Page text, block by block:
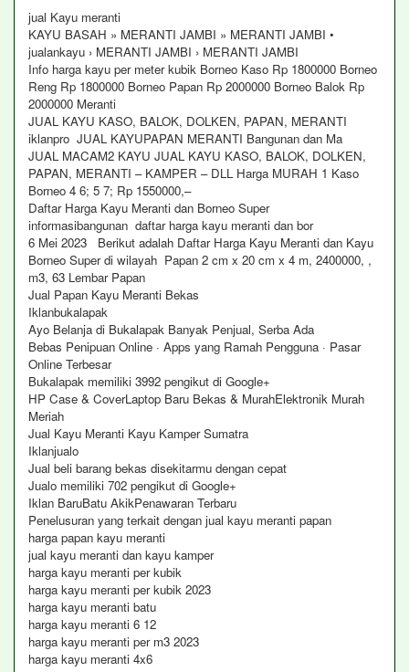
jual Kayu meranti
KAYU BASAH » MERANTI JAMBI » MERANTI JAMBI •
jualankayu › MERANTI JAMBI › MERANTI JAMBI
Info harga kayu per meter kubik Borneo Kaso Rp 1800000 Borneo
Reng Rp 1800000 Borneo Papan Rp 2000000 Borneo Balok Rp
2000000 Meranti
JUAL KAYU KASO, BALOK, DOLKEN, PAPAN, MERANTI
iklanpro JUAL KAYUPAPAN MERANTI Bangunan dan Ma
JUAL MACAM2 KAYU JUAL KAYU KASO, BALOK, DOLKEN,
PAPAN, MERANTI – KAMPER – DLL Harga MURAH 1 Kaso
Borneo 4 6; 5 7; Rp 1550000,–
Daftar Harga Kayu Meranti dan Borneo Super
informasibangunan daftar harga kayu meranti dan bor
6 Mei 2023 Berikut adalah Daftar Harga Kayu Meranti dan Kayu
Borneo Super di wilayah Papan 2 cm x 20 cm x 4 m, 2400000, ,
m3, 63 Lembar Papan
Jual Papan Kayu Meranti Bekas
Iklanbukalapak
Ayo Belanja di Bukalapak Banyak Penjual, Serba Ada
Bebas Penipuan Online · Apps yang Ramah Pengguna · Pasar
Online Terbesar
Bukalapak memiliki 3992 pengikut di Google+
HP Case & CoverLaptop Baru Bekas & MurahElektronik Murah
Meriah
Jual Kayu Meranti Kayu Kamper Sumatra
Iklanjualo
Jual beli barang bekas disekitarmu dengan cepat
Jualo memiliki 702 pengikut di Google+
Iklan BaruBatu AkikPenawaran Terbaru
Penelusuran yang terkait dengan jual kayu meranti papan
harga papan kayu meranti
jual kayu meranti dan kayu kamper
harga kayu meranti per kubik
harga kayu meranti per kubik 2023
harga kayu meranti batu
harga kayu meranti 6 12
harga kayu meranti per m3 2023
harga kayu meranti 4x6